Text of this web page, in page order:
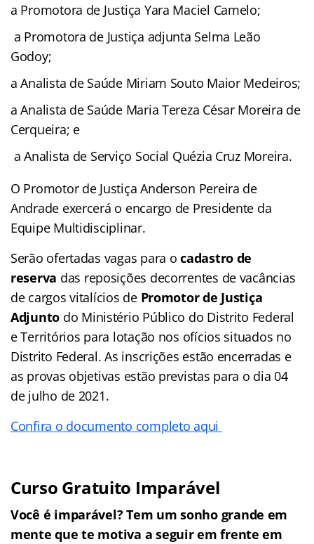
a Promotora de Justiça Yara Maciel Camelo;
a Promotora de Justiça adjunta Selma Leão
Godoy;
a Analista de Saúde Miriam Souto Maior Medeiros;
a Analista de Saúde Maria Tereza César Moreira de
Cerqueira; e
a Analista de Serviço Social Quézia Cruz Moreira.
O Promotor de Justiça Anderson Pereira de
Andrade exercerá o encargo de Presidente da
Equipe Multidisciplinar.
Serão ofertadas vagas para ocadastro de
reserva das reposições decorrentes de vacâncias
de cargos vitalícios de Promotor de Justiça
Adjunto do Ministério Público do Distrito Federal
e Territórios para lotação nos ofícios situados no
Distrito Federal. As inscrições estão encerradas e
as provas objetivas estão previstas para o dia 04
de julho de 2021.
Confira o documento completo aqui
Curso Gratuito Imparável
Você é imparável? Tem um sonho grande em
mente que te motiva a seguir em frente em